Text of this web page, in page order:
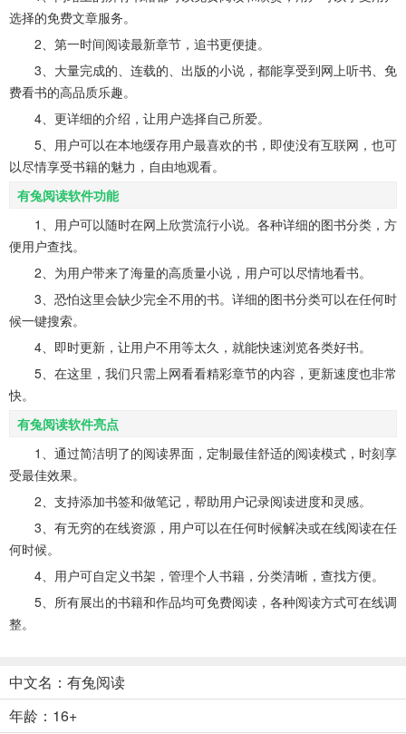
选择的免费文章服务。
2、第一时间阅读最新章节，追书更便捷。
3、大量完成的、连载的、出版的小说，都能享受到网上听书、免
费看书的高品质乐趣。
4、更详细的介绍，让用户选择自己所爱。
5、用户可以在本地缓存用户最喜欢的书，即使没有互联网，也可
以尽情享受书籍的魅力，自由地观看。
有兔阅读软件功能
1、用户可以随时在网上欣赏流行小说。各种详细的图书分类，方
便用户查找。
2、为用户带来了海量的高质量小说，用户可以尽情地看书。
3、恐怕这里会缺少完全不用的书。详细的图书分类可以在任何时
候一键搜索。
4、即时更新，让用户不用等太久，就能快速浏览各类好书。
5、在这里，我们只需上网看看精彩章节的内容，更新速度也非常
快。
有兔阅读软件亮点
1、通过简洁明了的阅读界面，定制最佳舒适的阅读模式，时刻享
受最佳效果。
2、支持添加书签和做笔记，帮助用户记录阅读进度和灵感。
3、有无穷的在线资源，用户可以在任何时候解决或在线阅读在任
何时候。
4、用户可自定义书架，管理个人书籍，分类清晰，查找方便。
5、所有展出的书籍和作品均可免费阅读，各种阅读方式可在线调
整。
中文名：有兔阅读
年龄：16+